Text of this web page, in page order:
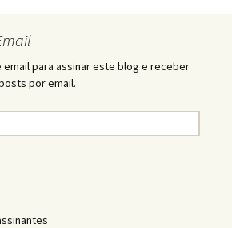
para assinar este blog e receber
por email.